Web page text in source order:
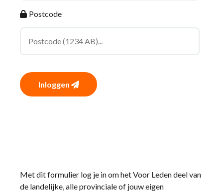
Postcode
Inloggen
Met dit formulier log je in om het Voor Leden deel van
de landelijke, alle provinciale of jouw eigen